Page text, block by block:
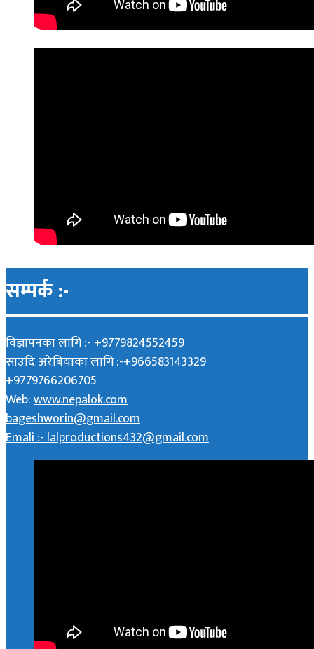
सम्पर्क :-
विज्ञापनका लागि :- +9779824552459
साउदि अरेबियाका लागि :-+966583143329
+9779766206705
Web:www.nepalok.com
bageshworin@gmail.com
Emali :- lalproductions432@gmail.com